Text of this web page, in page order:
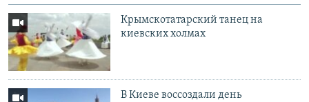
Крымскотатарский танец на
киевских холмах
В Киеве воссоздали день